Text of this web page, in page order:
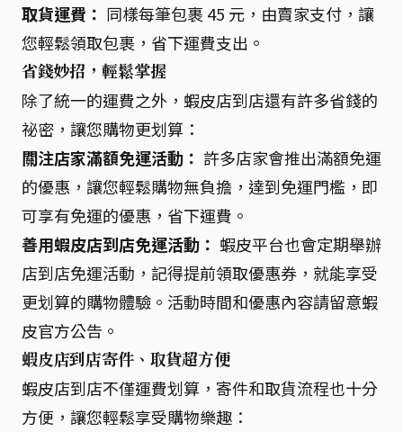
取貨運費： 同樣每筆包裹 45 元，由賣家支付，讓
您輕鬆領取包裹，省下運費支出。
省錢妙招，輕鬆掌握
除了統一的運費之外，蝦皮店到店還有許多省錢的
祕密，讓您購物更划算：
關注店家滿額免運活動： 許多店家會推出滿額免運
的優惠，讓您輕鬆購物無負擔，達到免運門檻，即
可享有免運的優惠，省下運費。
善用蝦皮店到店免運活動： 蝦皮平台也會定期舉辦
店到店免運活動，記得提前領取優惠券，就能享受
更划算的購物體驗。活動時間和優惠內容請留意蝦
皮官方公告。
蝦皮店到店寄件、取貨超方便
蝦皮店到店不僅運費划算，寄件和取貨流程也十分
方便，讓您輕鬆享受購物樂趣：